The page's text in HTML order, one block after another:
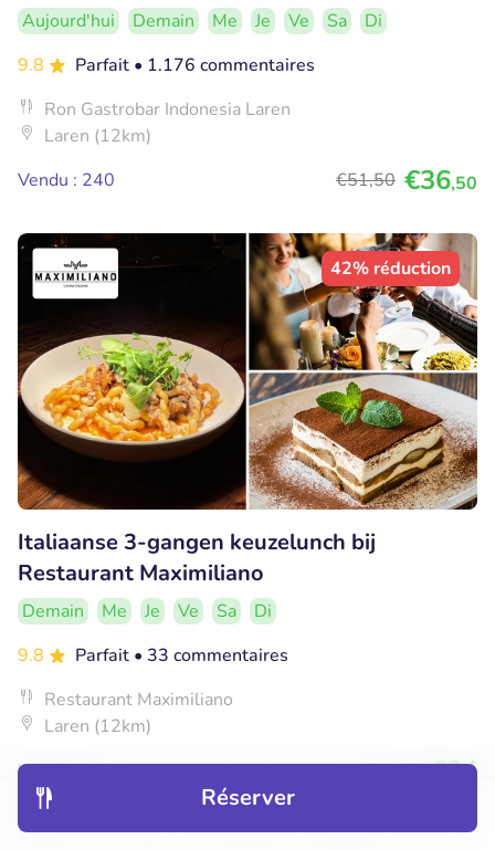
Réserver
Aujourd'hui Demain Me Je Ve Sa
Di
9.8
Parfait • 1.176 commentaires
Ron Gastrobar Indonesia Laren
Laren (12km)
Vendu : 240
€51,50 €36,50
42% réduction
Italiaanse 3-gangen keuzelunch bij
Restaurant Maximiliano
Demain Me Je Ve Sa
Di
9.8
Parfait • 33 commentaires
Restaurant Maximiliano
Laren (12km)
Vendu : 146
€41,35 €24